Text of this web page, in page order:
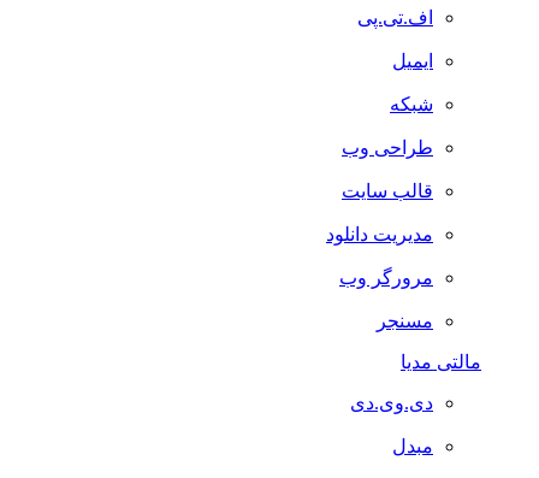
اف.تی.پی
ایمیل
شبکه
طراحی وب
قالب سایت
مدیریت دانلود
مرورگر وب
مسنجر
مالتی مدیا
دی.وی.دی
مبدل